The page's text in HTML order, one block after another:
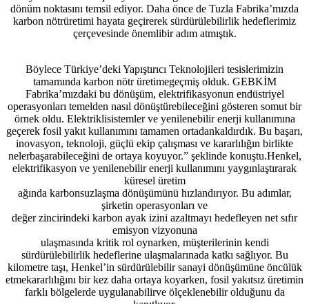
dönüm noktasını temsil ediyor. Daha önce de Tuzla Fabrika’mızda
karbon nötrüretimi hayata geçirerek sürdürülebilirlik hedeflerimiz
çerçevesinde önemlibir adım atmıştık.
Böylece Türkiye’deki Yapıştırıcı Teknolojileri tesislerimizin
tamamında karbon nötr üretimegeçmiş olduk. GEBKİM
Fabrika’mızdaki bu dönüşüm, elektrifikasyonun endüstriyel
operasyonları temelden nasıl dönüştürebileceğini gösteren somut bir
örnek oldu. Elektriklisistemler ve yenilenebilir enerji kullanımına
geçerek fosil yakıt kullanımını tamamen ortadankaldırdık. Bu başarı,
inovasyon, teknoloji, güçlü ekip çalışması ve kararlılığın birlikte
nelerbaşarabileceğini de ortaya koyuyor.” şeklinde konuştu.Henkel,
elektrifikasyon ve yenilenebilir enerji kullanımını yaygınlaştırarak
küresel üretim
ağında karbonsuzlaşma dönüşümünü hızlandırıyor. Bu adımlar,
şirketin operasyonları ve
değer zincirindeki karbon ayak izini azaltmayı hedefleyen net sıfır
emisyon vizyonuna
ulaşmasında kritik rol oynarken, müşterilerinin kendi
sürdürülebilirlik hedeflerine ulaşmalarınada katkı sağlıyor. Bu
kilometre taşı, Henkel’in sürdürülebilir sanayi dönüşümüne öncülük
etmekararlılığını bir kez daha ortaya koyarken, fosil yakıtsız üretimin
farklı bölgelerde uygulanabilirve ölçeklenebilir olduğunu da